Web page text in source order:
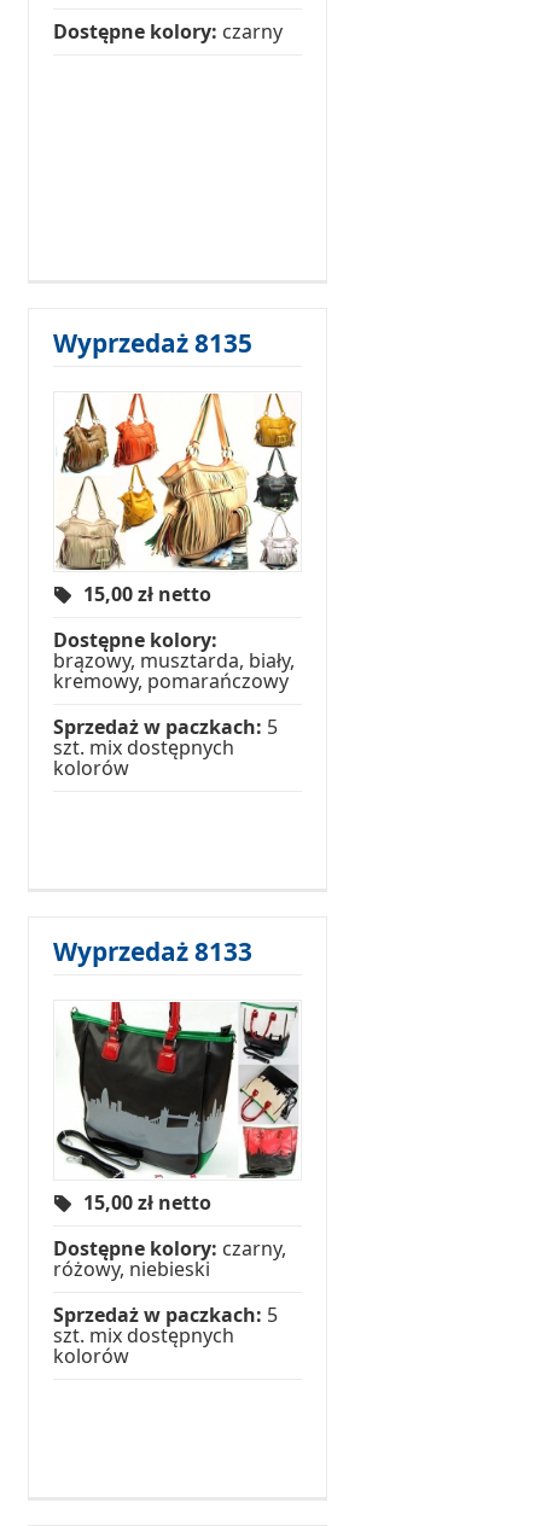
Dostępne kolory: czarny
Wyprzedaż 8135
15,00zł netto
Dostępne kolory:
brązowy, musztarda, biały,
kremowy, pomarańczowy
Sprzedaż w paczkach: 5
szt. mix dostępnych
kolorów
Wyprzedaż 8133
15,00zł netto
Dostępne kolory: czarny,
różowy, niebieski
Sprzedaż w paczkach: 5
szt. mix dostępnych
kolorów